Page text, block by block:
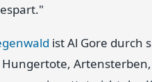
ist Al Gore durch